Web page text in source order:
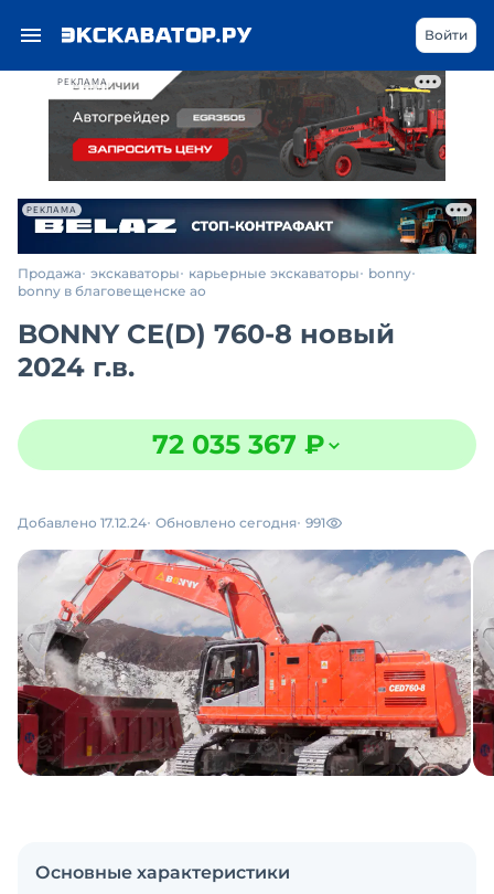
РЕКЛАМА
Войти
РЕКЛАМА
Продажа экскаваторы карьерные экскаваторы
bonny
bonny в благовещенске ао
BONNY CE(D) 760-8 новый
2024 г.в.
72 035 367 ₽
Добавлено 17.12.24 Обновлено сегодня 991
Основные характеристики